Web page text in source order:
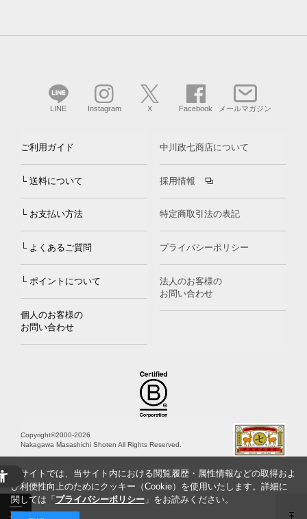
LINE Instagram X Facebook メールマガジン
ご利用ガイド
└ 送料について
└ お支払い方法
└ よくあるご質問
└ ポイントについて
個人のお客様の
お問い合わせ
中川政七商店について
採用情報
特定商取引法の表記
プライバシーポリシー
法人のお客様の
お問い合わせ
Copyright©2000-2026
Nakagawa Masashichi Shoten All Rights Reserved.
当サイトでは、当サイト内における閲覧履歴・属性情報などの取得およ
び利便性向上のためにクッキー（Cookie）を使用いたします。詳細に
関しては「 プライバシーポリシー」をお読みください。